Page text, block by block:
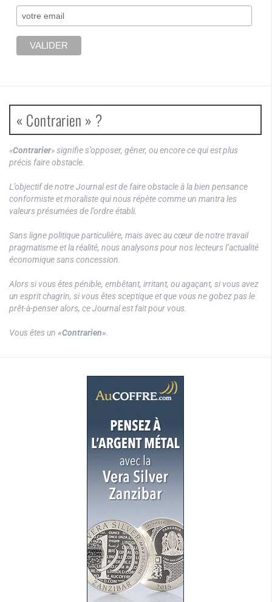
« Contrarien » ?
«Contrarier» signifie s’opposer, gêner, ou encore ce qui est plus
précis faire obstacle.
L’objectif de notre Journal est de faire obstacle à la bien pensance
conformiste et moraliste qui nous répète comme un mantra les
valeurs présumées de l’ordre établi.
Sans ligne politique particulière, mais avec au cœur de notre travail
pragmatisme et la réalité, nous analysons pour nos lecteurs l’actualité
économique sans concession.
Alors si vous êtes pénible, embêtant, irritant, ou agaçant, si vous avez
un esprit chagrin, si vous êtes sceptique et que vous ne gobez pas le
prêt-à-penser alors, ce Journal est fait pour vous.
Vous êtes un «Contrarien».